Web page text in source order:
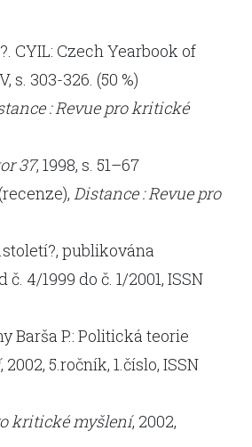
CYIL: Czech Yearbook of
s. 303-326. (50 %)
: Revue pro kritické
37, 1998, s. 51–67
Distance : Revue pro
publikována
4/1999 do č. 1/2001, ISSN
Barša P.: Politická teorie
, 2002, 5.ročník, 1.číslo, ISSN
kritické myšlení, 2002,